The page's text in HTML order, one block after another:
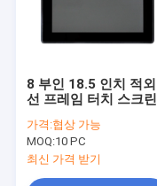
8 부인 18.5 인치 적외
선 프레임 터치 스크린
가격:협상 가능
MOQ:10 PC
최신 가격 받기